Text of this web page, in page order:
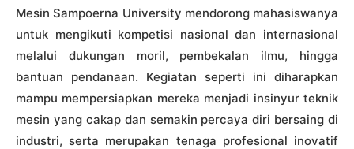
Mesin Sampoerna University mendorong mahasiswanya
untuk mengikuti kompetisi nasional dan internasional
melalui dukungan moril, pembekalan ilmu, hingga
bantuan pendanaan. Kegiatan seperti ini diharapkan
mampu mempersiapkan mereka menjadi insinyur teknik
mesin yang cakap dan semakin percaya diri bersaing di
industri, serta merupakan tenaga profesional inovatif